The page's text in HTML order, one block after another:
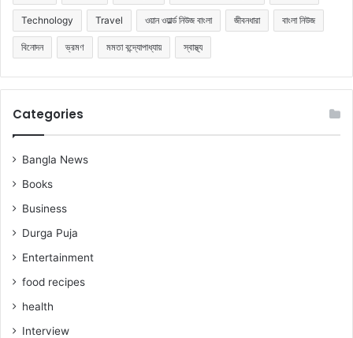
Technology Travel ওয়ান ওয়ার্ল্ড নিউজ বাংলা জীবনধারা বাংলা নিউজ
বিনোদন ভ্রমণ মমতা বন্দ্যোপাধ্যায় স্বাস্থ্য
Categories
Bangla News
Books
Business
Durga Puja
Entertainment
food recipes
health
Interview